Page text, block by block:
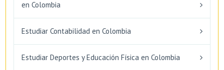
en Colombia
Estudiar Contabilidad en Colombia
Estudiar Deportes y Educación Física en Colombia